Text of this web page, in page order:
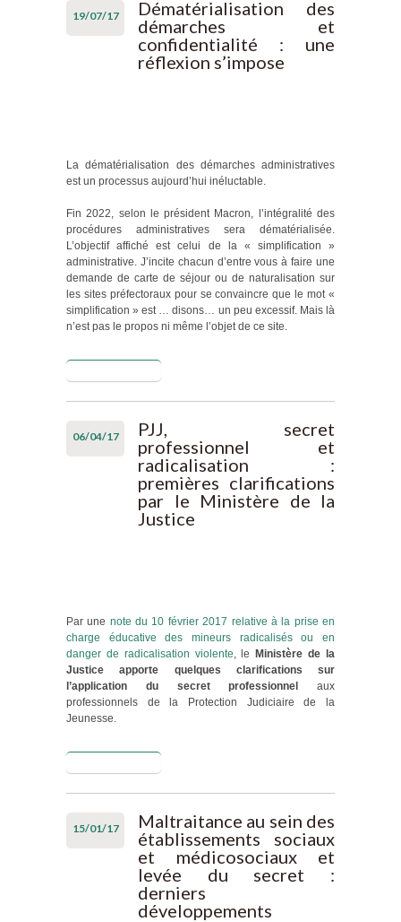
que c’était
lui, parce
que c’était
moi »
19/07/17
Dématérialisation des
démarches et
confidentialité : une
réflexion s’impose
La dématérialisation des démarches administratives
est un processus aujourd’hui inéluctable.
Fin 2022, selon le président Macron, l’intégralité des
procédures administratives sera dématérialisée.
L’objectif affiché est celui de la « simplification »
administrative. J’incite chacun d’entre vous à faire une
demande de carte de séjour ou de naturalisation sur
les sites préfectoraux pour se convaincre que le mot «
simplification » est … disons… un peu excessif. Mais là
n’est pas le propos ni même l’objet de ce site.
et confidentialité :
une réflexion
s’impose
06/04/17
PJJ, secret
professionnel et
radicalisation :
premières clarifications
par le Ministère de la
Justice
Par une note du 10 février 2017 relative à la prise en
charge éducative des mineurs radicalisés ou en
danger de radicalisation violente, le
Ministère de la
Justice apporte quelques clarifications sur
l’application du secret professionnel
aux
professionnels de la Protection Judiciaire de la
Jeunesse.
et
radicalisation
: premières
clarifications
par le
Ministère de
15/01/17
Maltraitance au sein des
établissements sociaux
et médicosociaux et
levée du secret :
derniers
développements